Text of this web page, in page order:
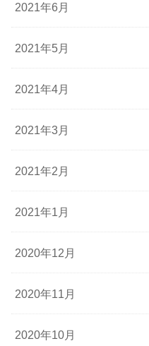
2021年6月
2021年5月
2021年4月
2021年3月
2021年2月
2021年1月
2020年12月
2020年11月
2020年10月